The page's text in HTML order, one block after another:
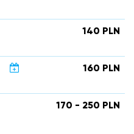
140 PLN
160 PLN
170 - 250 PLN